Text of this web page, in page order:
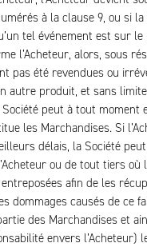
à la clause 9, ou si
tel événement est sur le
l’Acheteur, alors, sous
pas été revendues ou
autre produit, et sans
peut à tout moment
les Marchandises. Si
délais, la Société
ou de tout tiers où
afin de les
dommages causés de ce
des Marchandises et
envers l’Acheteur)